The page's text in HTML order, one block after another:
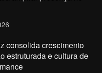
consolida crescimento
estruturada e cultura de